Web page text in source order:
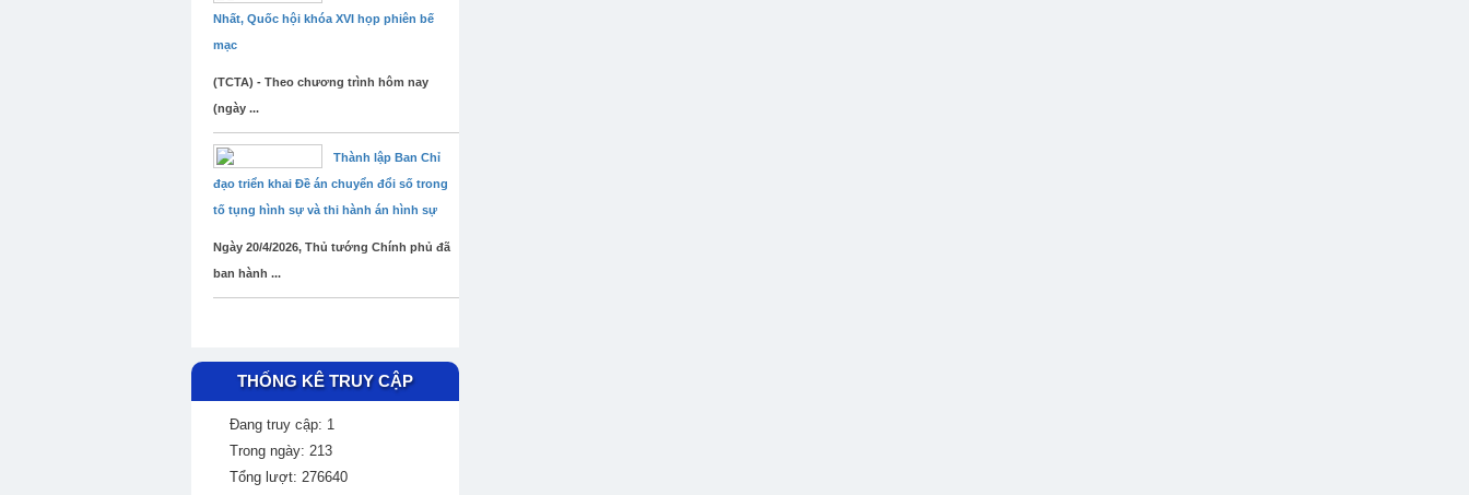
Nhất, Quốc hội khóa XVI họp phiên bế
mạc
(TCTA) - Theo chương trình hôm nay
(ngày ...
Thành lập Ban Chỉ
đạo triển khai Đề án chuyển đổi số trong
tố tụng hình sự và thi hành án hình sự
Ngày 20/4/2026, Thủ tướng Chính phủ đã
ban hành ...
THỐNG KÊ TRUY CẬP
Đang truy cập: 1
Trong ngày: 213
Tổng lượt: 276640